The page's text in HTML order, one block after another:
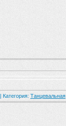
| Категория: Танцевальная